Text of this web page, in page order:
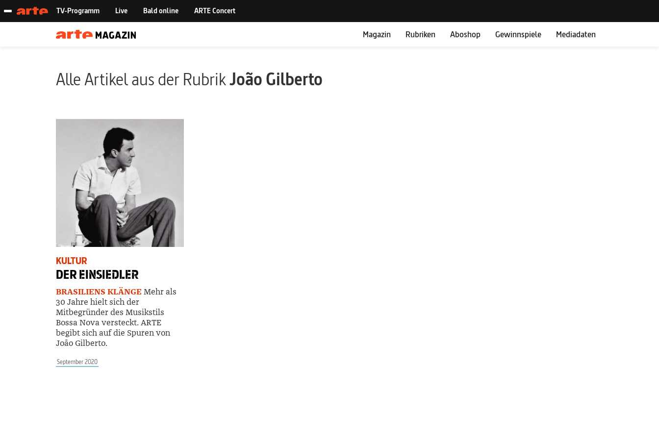
Magazin Rubriken Aboshop Gewinnspiele Mediadaten
Alle Artikel aus der RubrikJoão Gilberto
KULTUR
DEREINSIEDLER
BRASILIENS KLÄNGE Mehr als
30 Jahre hielt sich der
Mitbegründer des Musikstils
Bossa Nova versteckt. ARTE
begibt sich auf die Spuren von
João Gilberto.
September 2020